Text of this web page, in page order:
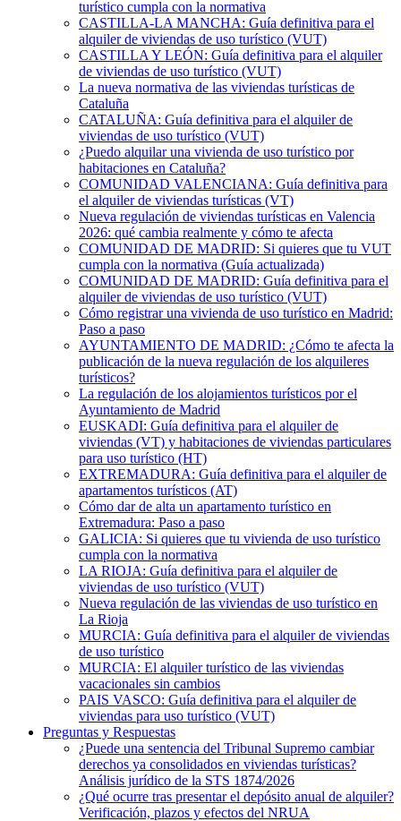
turístico cumpla con la normativa
CASTILLA-LA MANCHA: Guía definitiva para el
alquiler de viviendas de uso turístico (VUT)
CASTILLA Y LEÓN: Guía definitiva para el alquiler
de viviendas de uso turístico (VUT)
La nueva normativa de las viviendas turísticas de
Cataluña
CATALUÑA: Guía definitiva para el alquiler de
viviendas de uso turístico (VUT)
¿Puedo alquilar una vivienda de uso turístico por
habitaciones en Cataluña?
COMUNIDAD VALENCIANA: Guía definitiva para
el alquiler de viviendas turísticas (VT)
Nueva regulación de viviendas turísticas en Valencia
2026: qué cambia realmente y cómo te afecta
COMUNIDAD DE MADRID: Si quieres que tu VUT
cumpla con la normativa (Guía actualizada)
COMUNIDAD DE MADRID: Guía definitiva para el
alquiler de viviendas de uso turístico (VUT)
Cómo registrar una vivienda de uso turístico en Madrid:
Paso a paso
AYUNTAMIENTO DE MADRID: ¿Cómo te afecta la
publicación de la nueva regulación de los alquileres
turísticos?
La regulación de los alojamientos turísticos por el
Ayuntamiento de Madrid
EUSKADI: Guía definitiva para el alquiler de
viviendas (VT) y habitaciones de viviendas particulares
para uso turístico (HT)
EXTREMADURA: Guía definitiva para el alquiler de
apartamentos turísticos (AT)
Cómo dar de alta un apartamento turístico en
Extremadura: Paso a paso
GALICIA: Si quieres que tu vivienda de uso turístico
cumpla con la normativa
LA RIOJA: Guía definitiva para el alquiler de
viviendas de uso turístico (VUT)
Nueva regulación de las viviendas de uso turístico en
La Rioja
MURCIA: Guía definitiva para el alquiler de viviendas
de uso turístico
MURCIA: El alquiler turístico de las viviendas
vacacionales sin cambios
PAIS VASCO: Guía definitiva para el alquiler de
viviendas para uso turístico (VUT)
Preguntas y Respuestas
¿Puede una sentencia del Tribunal Supremo cambiar
derechos ya consolidados en viviendas turísticas?
Análisis jurídico de la STS 1874/2026
¿Qué ocurre tras presentar el depósito anual de alquiler?
Verificación, plazos y efectos del NRUA